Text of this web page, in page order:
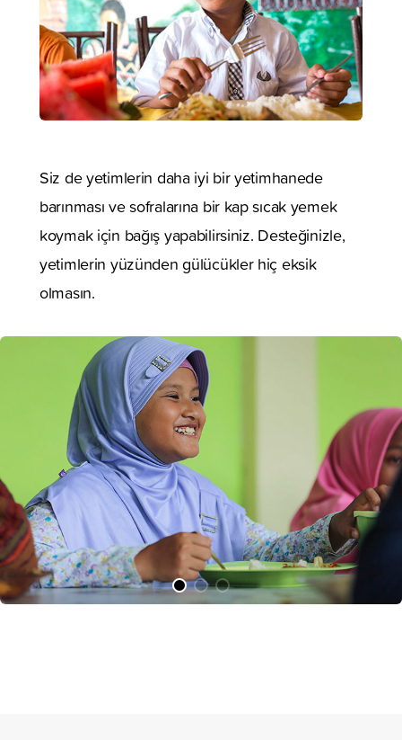
Siz de yetimlerin daha iyi bir yetimhanede
barınması ve sofralarına bir kap sıcak yemek
koymak için bağış yapabilirsiniz. Desteğinizle,
yetimlerin yüzünden gülücükler hiç eksik
olmasın.